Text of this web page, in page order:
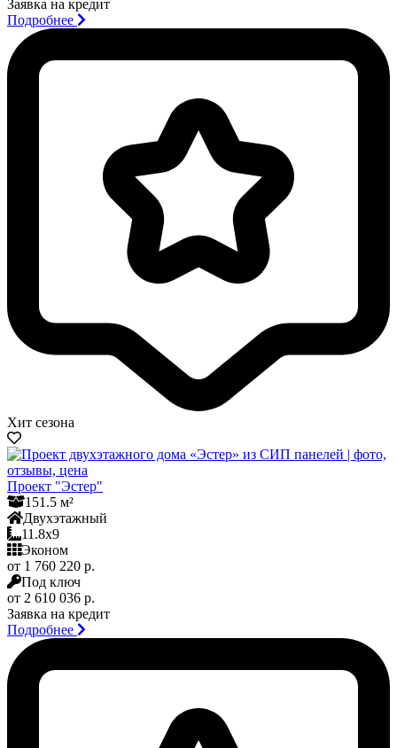
Заявка на кредит
Подробнее
Хит сезона
Проект "Эстер"
151.5 м²
Двухэтажный
11.8x9
Эконом
от 1 760 220 р.
Под ключ
от 2 610 036 р.
Заявка на кредит
Подробнее